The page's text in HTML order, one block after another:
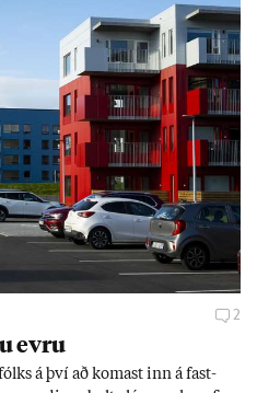
2
evru
á því að kom­ast inn á fast­